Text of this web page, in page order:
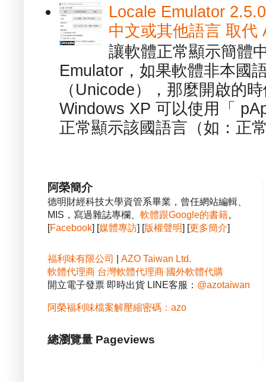
Locale Emulator
中文或其他語言 取代
讓軟體正常顯示簡體
Emulator，如果軟體非本國
（Unicode），那麼開啟的
Windows XP 可以使用「
正常顯示該國語言（如：正
阿榮簡介
德明財經科技大學資管系畢業，曾任網站編輯、
MIS，寫過雜誌專欄、 軟體跟Google的書籍。
[Facebook] [媒體專訪] [版權聲明] [更多簡介]
福利味有限公司
AZO Taiwan Ltd.
軟體代理商 台灣軟體代理商 國外軟體代購
開立電子發票 即時出貨 LINE客服： @azotaiwan
阿榮福利味檔案解壓縮密碼：azo
總瀏覽量 Pageviews